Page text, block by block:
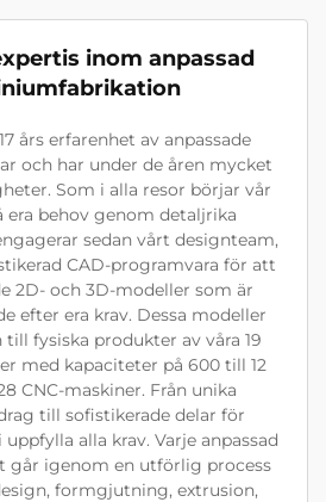
inom anpassad
års erfarenhet av anpassade
och har under de åren mycket
Som i alla resor börjar vår
era behov genom detaljrika
sedan vårt designteam,
CAD-programvara för att
2D- och 3D-modeller som är
efter era krav. Dessa modeller
till fysiska produkter av våra 19
med kapaciteter på 600 till 12
CNC-maskiner. Från unika
till sofistikerade delar för
alla krav. Varje anpassad
går igenom en utförlig process
formgjutning, extrusion,